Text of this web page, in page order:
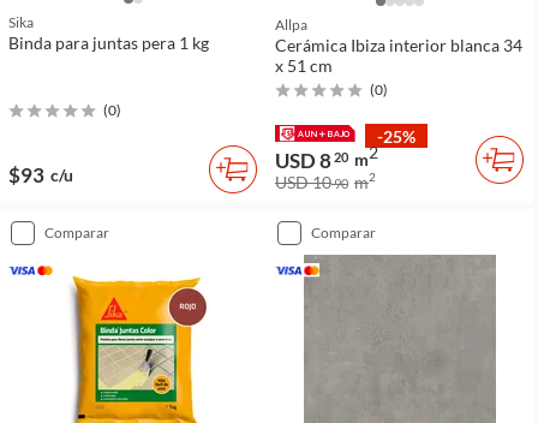
Sika
Binda para juntas pera 1 kg
(0)
$93 c/u
Allpa
Cerámica Ibiza interior blanca 34
x 51 cm
(0)
-25%
USD 820 m2
USD 1090 m2
comparar comparar